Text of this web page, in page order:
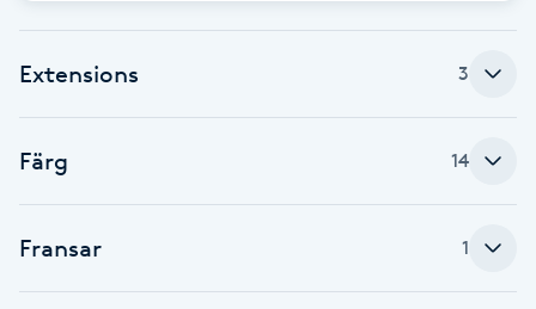
D
Damklippning
Dermapen
E
Extensions 3
Färg 14
Fransar 1